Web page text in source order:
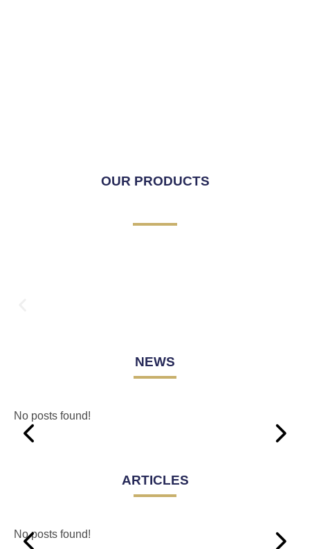
OUR PRODUCTS
NEWS
No posts found!
ARTICLES
No posts found!